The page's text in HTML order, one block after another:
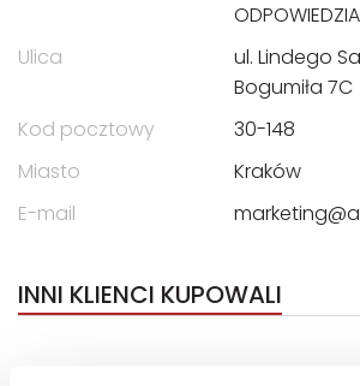
Ulica
ul. Lindego
Bogumiła 7C
Kod pocztowy
30-148
Miasto
Kraków
E-mail
INNI KLIENCI KUPOWALI